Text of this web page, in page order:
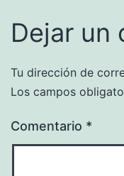
Dejar un
Tu dirección de
Los campos
Comentario *